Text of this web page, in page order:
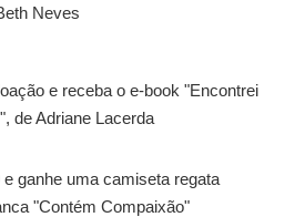
Neves
e receba o e-book "Encontrei
de Adriane Lacerda
e ganhe uma camiseta regata
"Contém Compaixão"